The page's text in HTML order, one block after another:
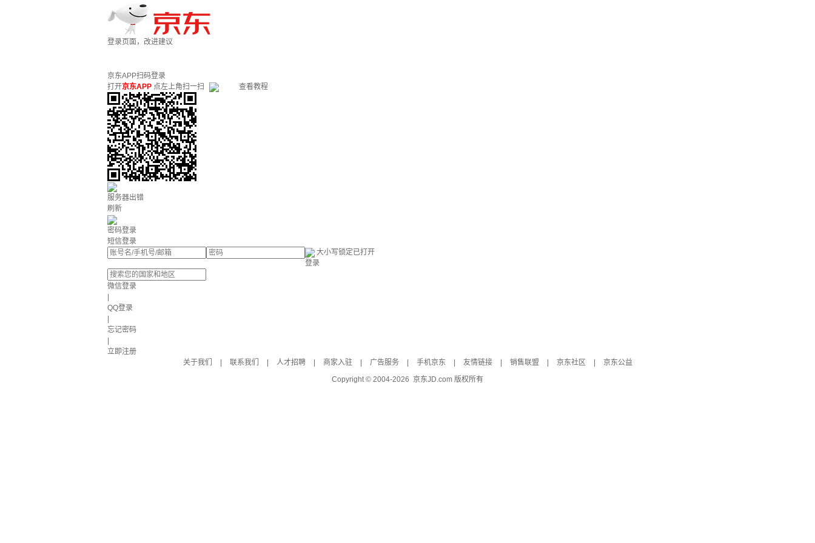
登录页面，改进建议
京东APP扫码登录
打开京东APP 点左上角扫一扫 查看教程
服务器出错
刷新
密码登录
短信登录
大小写锁定已打开
登录
微信登录
QQ登录
忘记密码
立即注册
关于我们
联系我们 人才招聘 商家入驻 广告服务 手机京东 友情链接 销售联盟 京东社区
京东公益
Copyright © 2004-2026 京东JD.com 版权所有